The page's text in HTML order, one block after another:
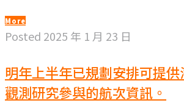
More
Posted 2025 年 1 月 23 日
明年上半年已規劃安排可提
觀測研究參與的航次資訊。